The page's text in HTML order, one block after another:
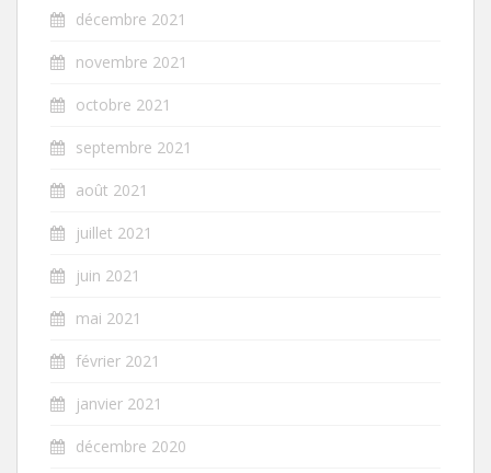
décembre 2021
novembre 2021
octobre 2021
septembre 2021
août 2021
juillet 2021
juin 2021
mai 2021
février 2021
janvier 2021
décembre 2020